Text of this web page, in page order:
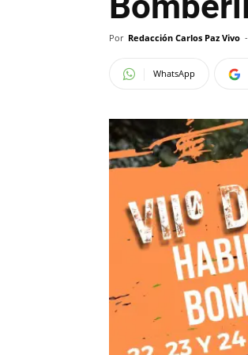
Por Redacción Carlos Paz Vivo -
WhatsApp